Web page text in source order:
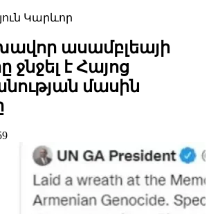
Կարևոր
ասամբլեայի
ջնջել է Հայոց
մասին